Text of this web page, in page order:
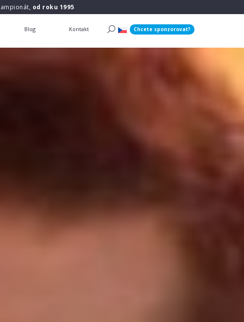
od roku 1995
Blog Kontakt Chcete sponzorovat?